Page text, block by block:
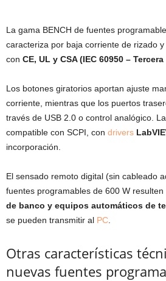
La gama BENCH de fuentes
caracteriza por baja corriente de rizado
con CE, UL y CSA (IEC 60950 –
Los botones giratorios aportan ajuste
corriente, mientras que los puertos
través de USB 2.0 o control analógico.
compatible con SCPI, con drivers
incorporación.
El sensado remoto digital (sin cableado
fuentes programables de 600 W resulten
de banco y equipos automáticos de
se pueden transmitir al PC
Otras características
nuevas fuentes